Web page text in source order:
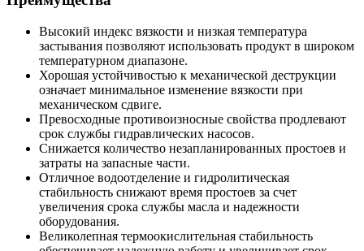
Высокий индекс вязкости и низкая температура
застывания позволяют использовать продукт в широком
температурном диапазоне.
Хорошая устойчивостью к механической деструкции
означает минимальное изменение вязкости при
механическом сдвиге.
Превосходные противоизносные свойства продлевают
срок службы гидравлических насосов.
Снижается количество незапланированных простоев и
затраты на запасные части.
Отличное водоотделение и гидролитическая
стабильность снижают время простоев за счет
увеличения срока службы масла и надежности
оборудования.
Великолепная термоокислительная стабильность